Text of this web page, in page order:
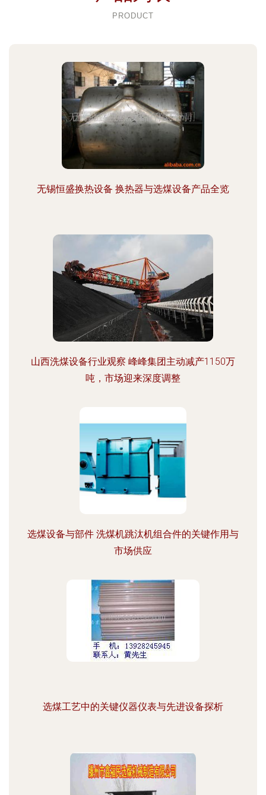
PRODUCT
无锡恒盛换热设备 换热器与选煤设备产品全览
山西洗煤设备行业观察 峰峰集团主动减产1150万
吨，市场迎来深度调整
选煤设备与部件 洗煤机跳汰机组合件的关键作用与
市场供应
选煤工艺中的关键仪器仪表与先进设备探析